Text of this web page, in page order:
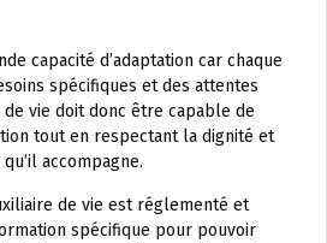
capacité d’adaptation car chaque
spécifiques et des attentes
de vie doit donc être capable de
tout en respectant la dignité et
accompagne.
de vie est réglementé et
spécifique pour pouvoir